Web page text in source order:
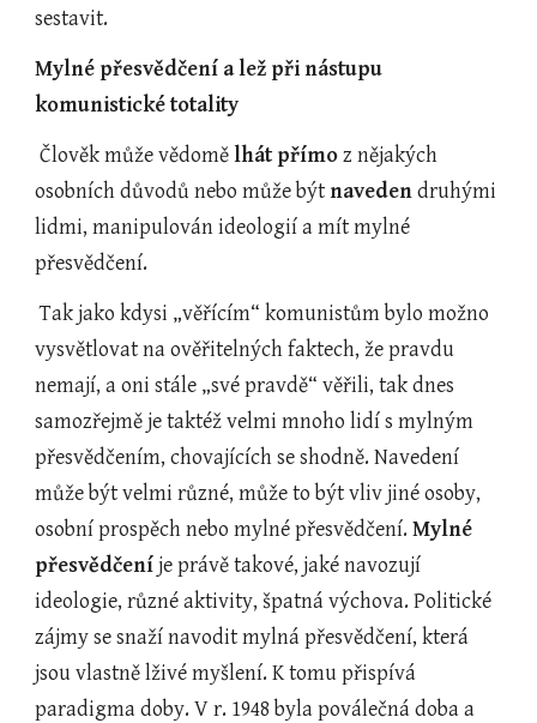
sestavit.
Mylné přesvědčení a lež při nástupu
komunistické totality
Člověk může vědomě lhát přímo z nějakých
osobních důvodů nebo může být naveden druhými
lidmi, manipulován ideologií a mít mylné
přesvědčení.
Tak jako kdysi „věřícím“ komunistům bylo možno
vysvětlovat na ověřitelných faktech, že pravdu
nemají, a oni stále „své pravdě“ věřili, tak dnes
samozřejmě je taktéž velmi mnoho lidí s mylným
přesvědčením, chovajících se shodně. Navedení
může být velmi různé, může to být vliv jiné osoby,
osobní prospěch nebo mylné přesvědčení. Mylné
přesvědčení je právě takové, jaké navozují
ideologie, různé aktivity, špatná výchova. Politické
zájmy se snaží navodit mylná přesvědčení, která
jsou vlastně lživé myšlení. K tomu přispívá
paradigma doby. V r. 1948 byla poválečná doba a